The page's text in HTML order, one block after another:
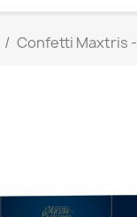
Confetti Maxtris -